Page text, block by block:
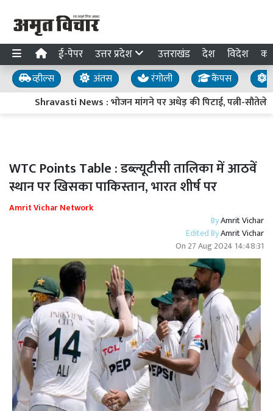
ई-पेपर उत्तर प्रदेश उत्तराखंड देश विदेश
व्हील्स अंतस रंगोली कैंपस
Shravasti News : भोजन मांगने पर अधेड़ की पिटाई, पत्नी-सौतेले
WTC Points Table : डब्ल्यूटीसी तालिका में आठवें
स्थान पर खिसका पाकिस्तान, भारत शीर्ष पर
Amrit Vichar Network
ByAmrit Vichar
Edited ByAmrit Vichar
On 27 Aug 2024 14:48:31